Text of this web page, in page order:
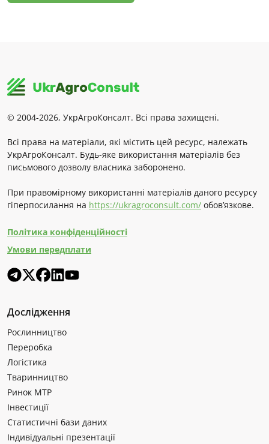
© 2004-2026, УкрАгроКонсалт. Всі права захищені.
Всі права на матеріали, які містить цей ресурс, належать
УкрАгроКонсалт. Будь-яке використання матеріалів без
письмового дозволу власника заборонено.
При правомірному використанні матеріалів даного ресурсу
гіперпосилання на https://ukragroconsult.com/ обов’язкове.
Політика конфіденційності
Умови передплати
Дослідження
Рослинництво
Переробка
Логістика
Тваринництво
Ринок МТР
Інвестиції
Статистичні бази даних
Індивідуальні презентації